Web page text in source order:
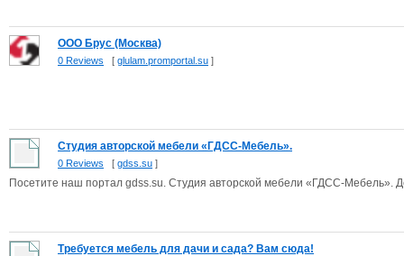
ООО Брус (Москва)
0 Reviews [ glulam.promportal.su ]
Студия авторской мебели «ГДСС-Мебель».
0 Reviews [ gdss.su ]
Посетите наш портал gdss.su. Студия авторской мебели «ГДСС-Мебель».
Требуется мебель для дачи и сада? Вам сюда!